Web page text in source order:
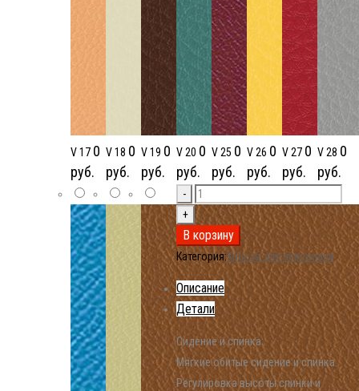
V 17 0
руб.
V 18 0
руб.
V 19 0
руб.
V 20 0
руб.
V 25 0
руб.
V 26 0
руб.
V 27 0
руб.
V 28 0
руб.
В корзину
Категория:Кресла для персонала
Описание
Детали
Сидение и спинка:
Мягкие обитые сидение и спинка.
Регулировка высоты спинки и